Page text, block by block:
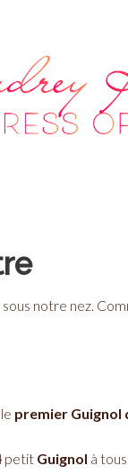
notre nez.
premier Guignol
petit Guignol à